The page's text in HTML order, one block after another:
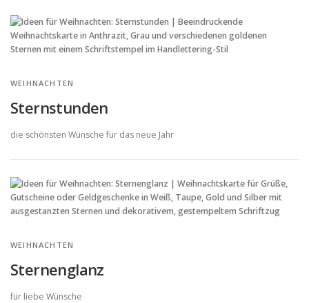
WEIHNACHTEN
Sternstunden
die schönsten Wünsche für das neue Jahr
WEIHNACHTEN
Sternenglanz
für liebe Wünsche